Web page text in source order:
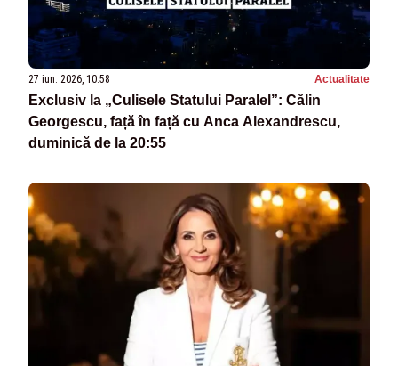
27 iun. 2026, 10:58 Actualitate
Exclusiv la „Culisele Statului Paralel”: Călin
Georgescu, față în față cu Anca Alexandrescu,
duminică de la 20:55